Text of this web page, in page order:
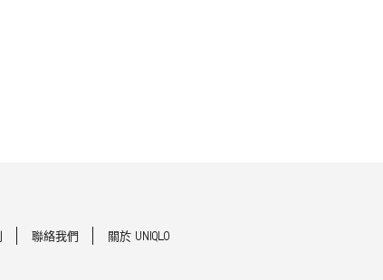
聯絡我們 關於 UNIQLO